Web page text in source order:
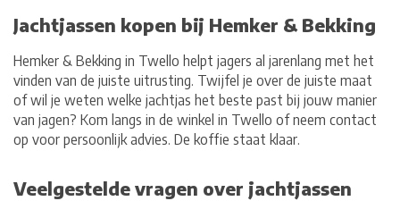
Jachtjassen kopen bij Hemker & Bekking
Hemker & Bekking in Twello helpt jagers al jarenlang met het
vinden van de juiste uitrusting. Twijfel je over de juiste maat
of wil je weten welke jachtjas het beste past bij jouw manier
van jagen? Kom langs in de winkel in Twello of neem contact
op voor persoonlijk advies. De koffie staat klaar.
Veelgestelde vragen over jachtjassen